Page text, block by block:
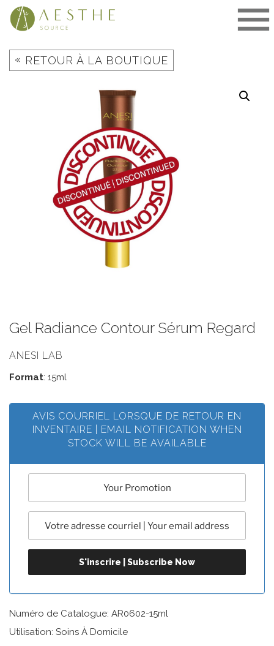
Aller
« RETOUR À LA BOUTIQUE
Gel Radiance Contour Sérum Regard
ANESI LAB
Format: 15ml
AVIS COURRIEL LORSQUE DE RETOUR EN
INVENTAIRE | EMAIL NOTIFICATION WHEN
STOCK WILL BE AVAILABLE
Numéro de Catalogue: AR0602-15ml
Utilisation: Soins À Domicile